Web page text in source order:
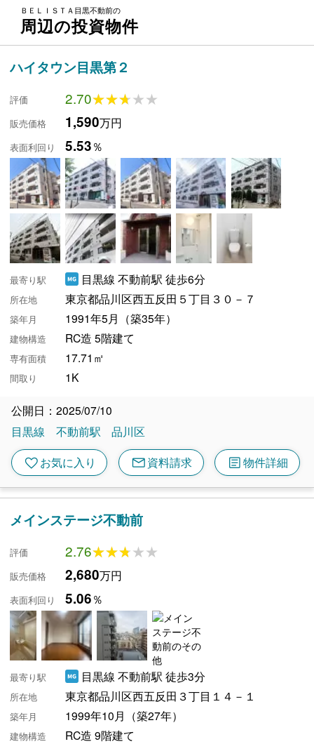
ＢＥＬＩＳＴＡ目黒不動前の
周辺の投資物件
ハイタウン目黒第２
評価 2.70★★★★★
★★★★★
販売価格 1,590万円
表面利回り 5.53％
最寄り駅 目黒線 不動前駅 徒歩6分
所在地 東京都品川区西五反田５丁目３０－７
築年月 1991年5月（築35年）
建物構造 RC造 5階建て
専有面積 17.71㎡
間取り 1K
公開日：2025/07/10
目黒線
不動前駅 品川区
favoriteお気に入り mail資料請求 article物件詳細
メインステージ不動前
評価 2.76★★★★★
★★★★★
販売価格 2,680万円
表面利回り 5.06％
最寄り駅 目黒線 不動前駅 徒歩3分
所在地 東京都品川区西五反田３丁目１４－１
築年月 1999年10月（築27年）
建物構造 RC造 9階建て